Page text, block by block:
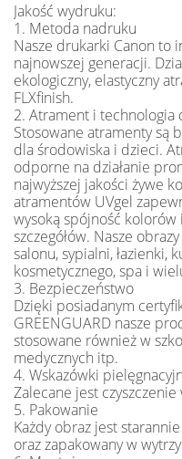
Jakość wydruku:
1. Metoda nadruku
Nasze drukarki Canon to
najnowszej generacji.
ekologiczny, elastyczny
FLXfinish.
2. Atrament i technologia
Stosowane atramenty są
dla środowiska i dzieci.
odporne na działanie
najwyższej jakości żywe
atramentów UVgel
wysoką spójność
szczegółów. Nasze
salonu, sypialni, łazienki,
kosmetycznego, spa i
3. Bezpieczeństwo
Dzięki posiadanym
GREENGUARD nasze
stosowane również w
medycznych itp.
4. Wskazówki
Zalecane jest
5. Pakowanie
Każdy obraz jest
oraz zapakowany w